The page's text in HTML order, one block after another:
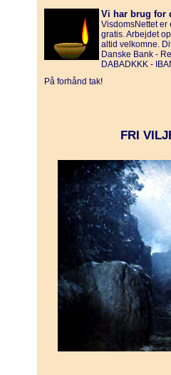
Vi har brug for
VisdomsNettet er
gratis. Arbejdet
altid velkomne.
Danske Bank -
DABADKKK -
På forhånd tak!
FRI